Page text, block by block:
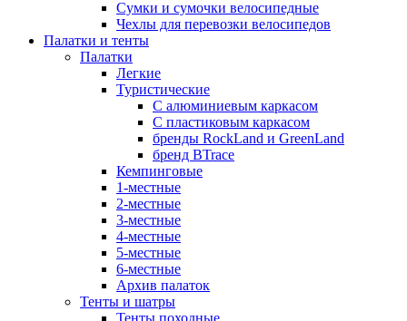
Сумки и сумочки велосипедные
Чехлы для перевозки велосипедов
Палатки и тенты
Палатки
Легкие
Туристические
С алюминиевым каркасом
С пластиковым каркасом
бренды RockLand и GreenLand
бренд BTrace
Кемпинговые
1-местные
2-местные
3-местные
4-местные
5-местные
6-местные
Архив палаток
Тенты и шатры
Тенты походные